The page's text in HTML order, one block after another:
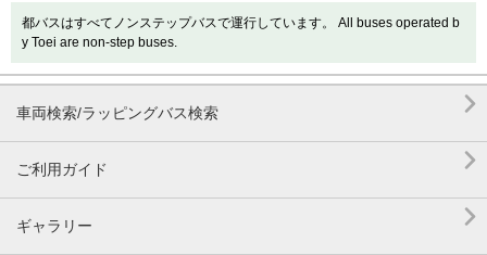
都バスはすべてノンステップバスで運行しています。 All buses operated b
y Toei are non-step buses.
車両検索/ラッピングバス検索 
ご利用ガイド 
ギャラリー 